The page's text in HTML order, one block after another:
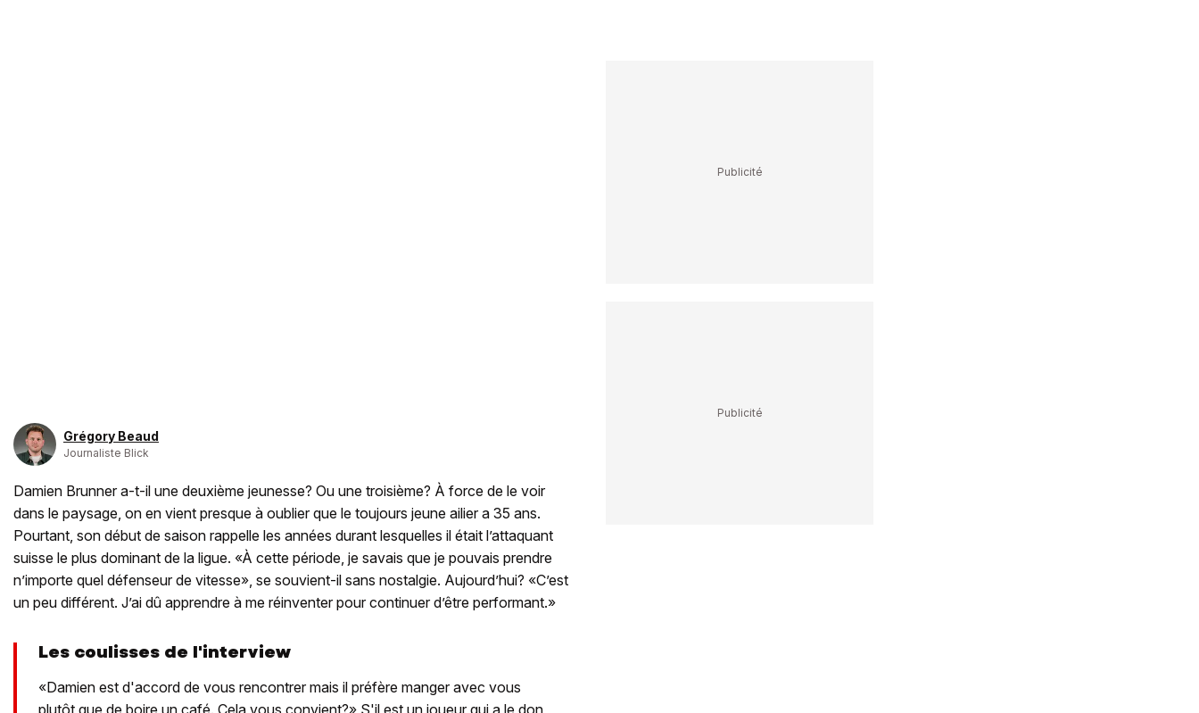
Grégory Beaud
Journaliste Blick
Damien Brunner a-t-il une deuxième jeunesse? Ou une troisième? À force de le voir
dans le paysage, on en vient presque à oublier que le toujours jeune ailier a 35 ans.
Pourtant, son début de saison rappelle les années durant lesquelles il était l’attaquant
suisse le plus dominant de la ligue. «À cette période, je savais que je pouvais prendre
n’importe quel défenseur de vitesse», se souvient-il sans nostalgie. Aujourd’hui? «C’est
un peu différent. J’ai dû apprendre à me réinventer pour continuer d’être performant.»
Les coulisses de l'interview
«Damien est d'accord de vous rencontrer mais il préfère manger avec vous
plutôt que de boire un café. Cela vous convient?» S'il est un joueur qui a le don